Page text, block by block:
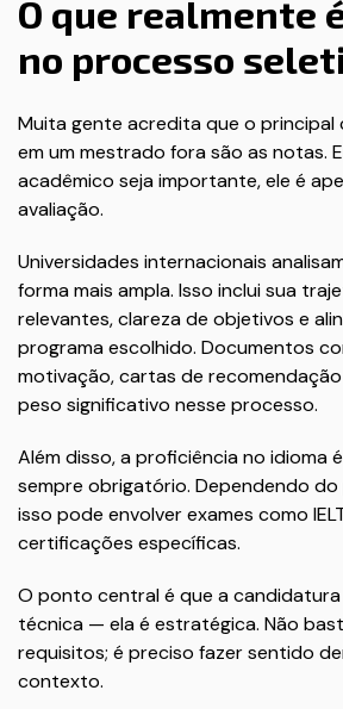
O que realmente
no processo
Muita gente acredita que o
em um mestrado fora são as notas.
acadêmico seja importante, ele é
avaliação.
Universidades internacionais
forma mais ampla. Isso inclui sua
relevantes, clareza de objetivos e
programa escolhido. Documentos
motivação, cartas de
peso significativo nesse processo.
Além disso, a proficiência no idioma
sempre obrigatório. Dependendo do
isso pode envolver exames como
certificações específicas.
O ponto central é que a candidatura
técnica — ela é estratégica. Não
requisitos; é preciso fazer sentido
contexto.